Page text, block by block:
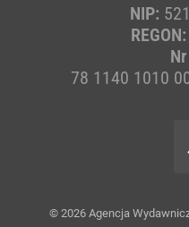
NIP:
REGON:
78 1140 1010
© 2026 Agencja